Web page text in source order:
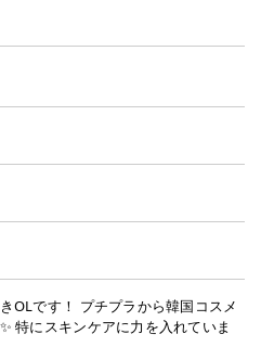
OLです！ プチプラから韓国コスメ
特にスキンケアに力を入れていま